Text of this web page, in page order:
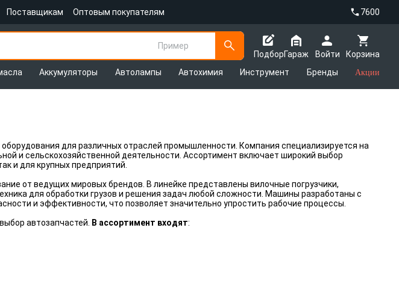
Поставщикам Оптовым покупателям 7600
Пример
Подбор
Корзина
Гараж
Войти
Аккумуляторы Автолампы Автохимия Инструмент Бренды Акции
для различных отраслей промышленности. Компания специализируется на
и сельскохозяйственной деятельности. Ассортимент включает широкий выбор
и для крупных предприятий.
от ведущих мировых брендов. В линейке представлены вилочные погрузчики,
для обработки грузов и решения задач любой сложности. Машины разработаны с
и эффективности, что позволяет значительно упростить рабочие процессы.
автозапчастей.
В ассортимент входят: